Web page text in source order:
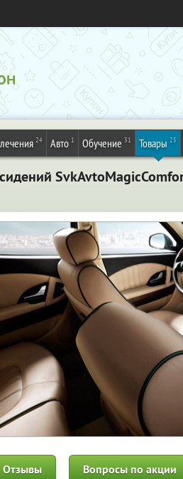
24 Авто 1 Обучение 31 Товары 25
Отзывы Вопросы по акции